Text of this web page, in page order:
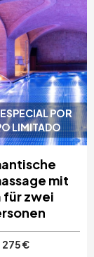
POR
LIMITADO
mit
für zwei
275 €